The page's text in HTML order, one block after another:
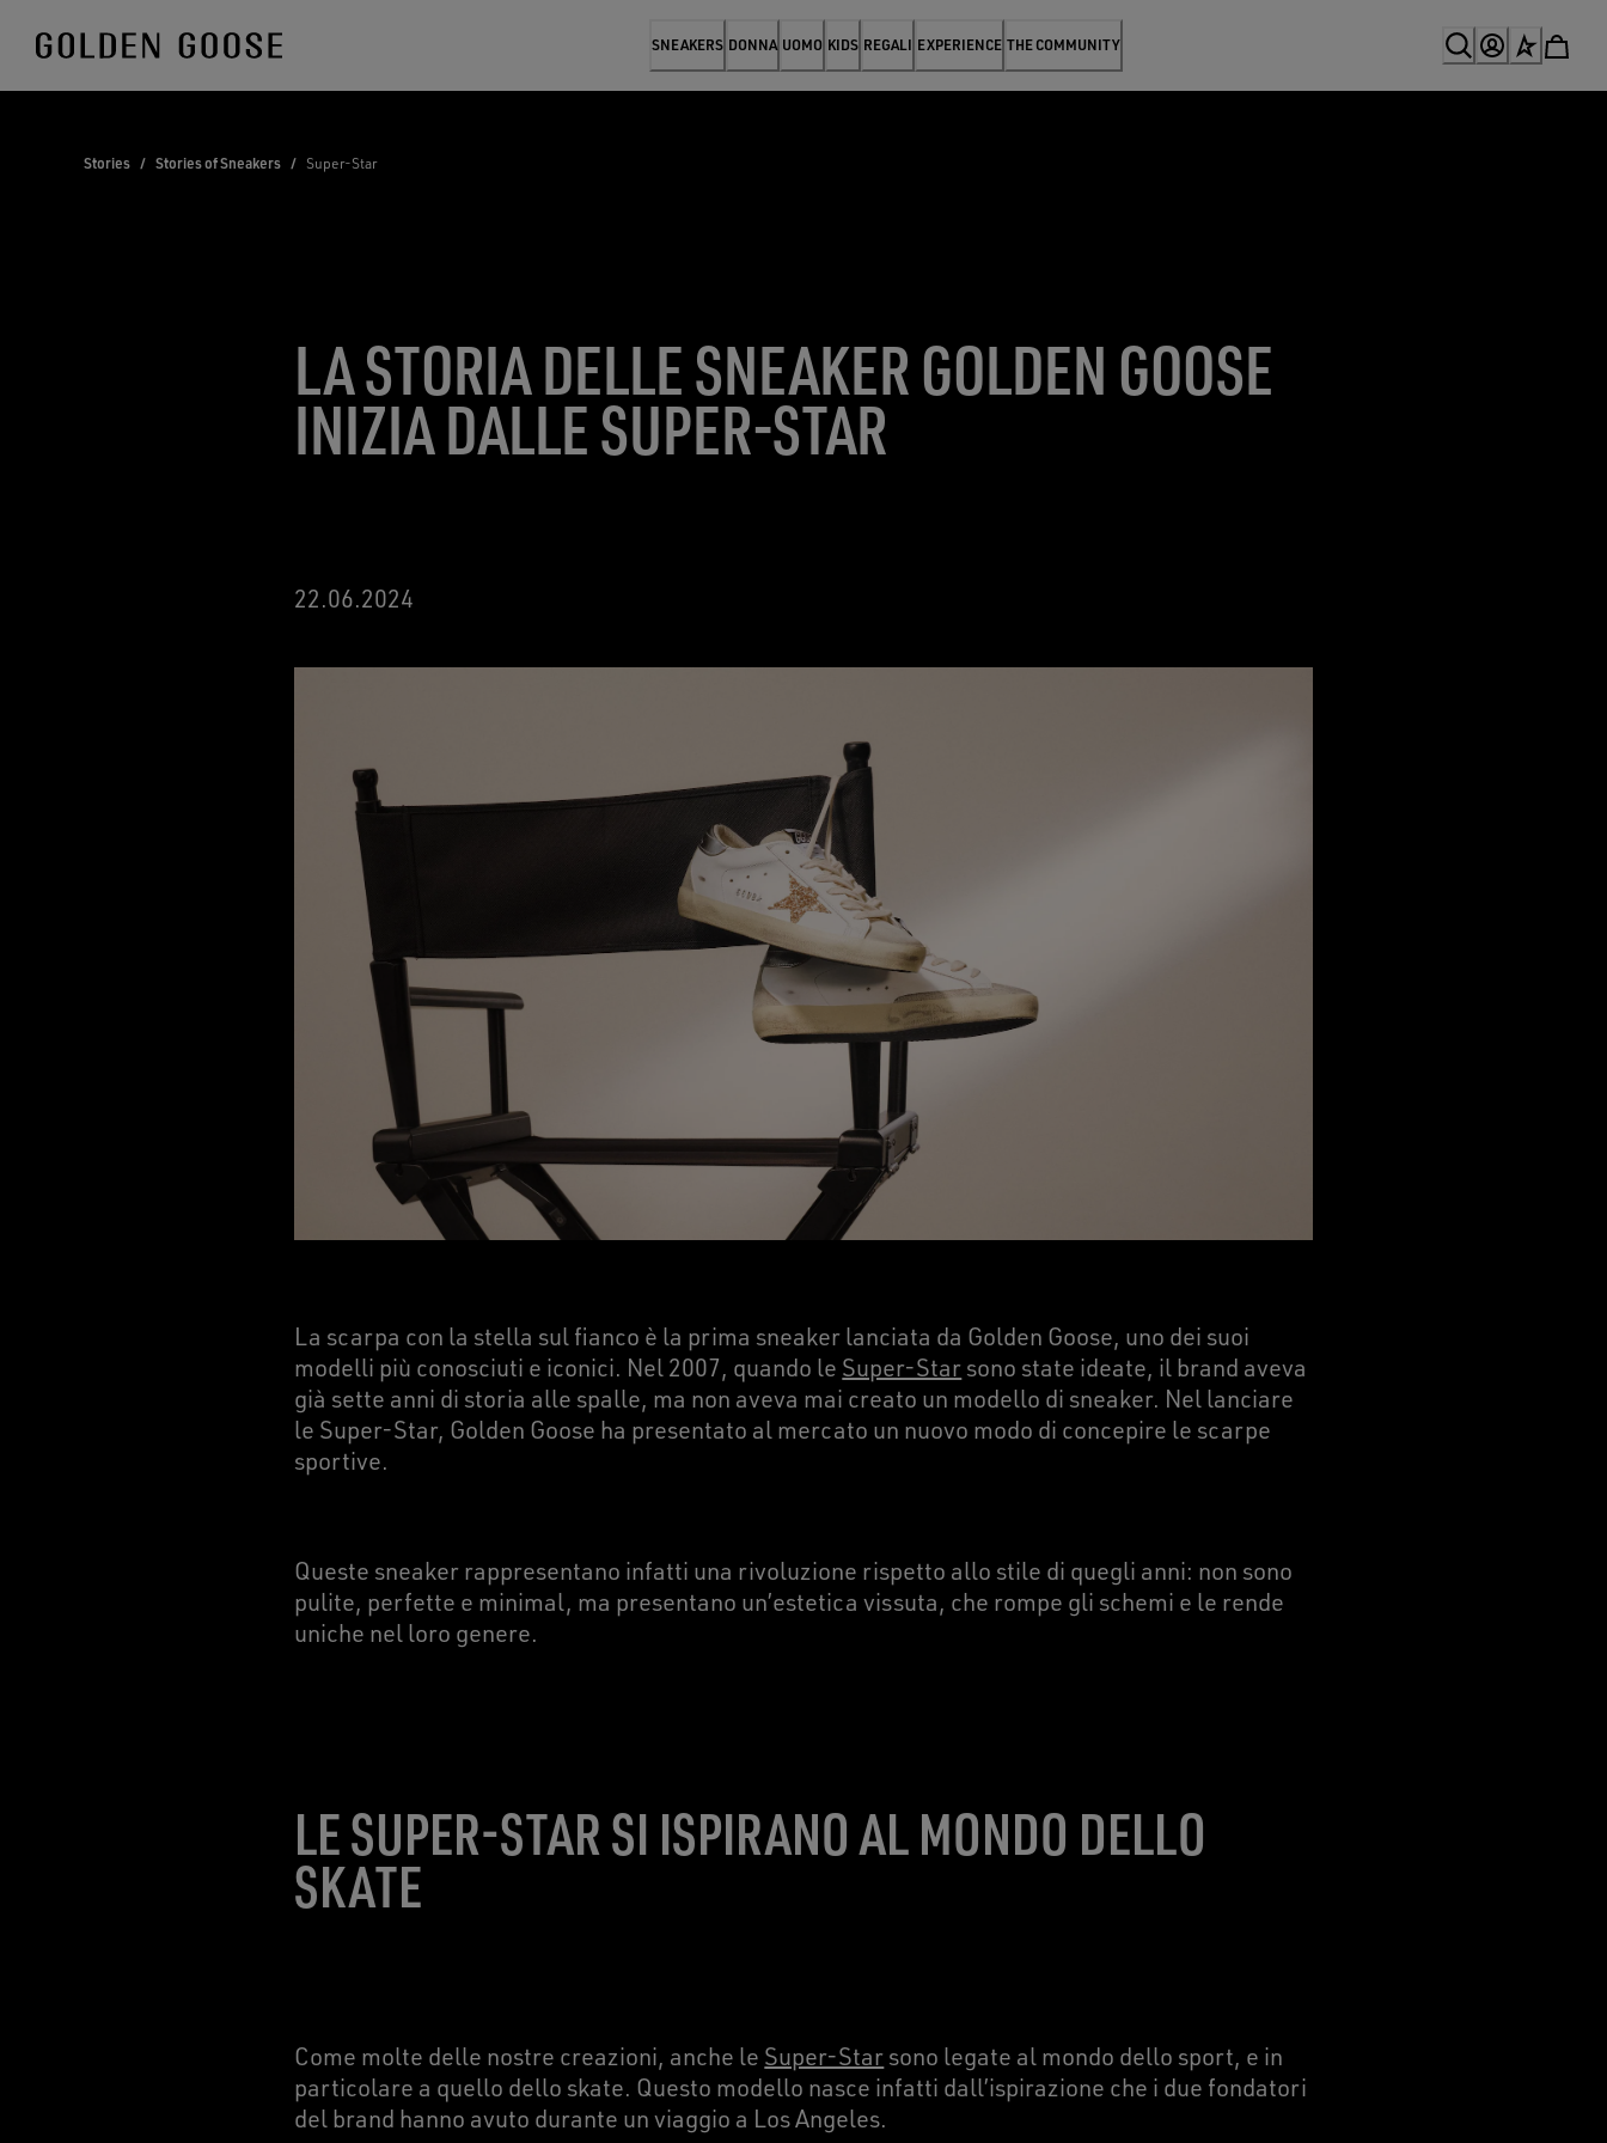
SNEAKERS DONNA UOMO KIDS REGALI EXPERIENCE THE COMMUNITY
Stories / Stories of Sneakers / Super-Star
LA STORIA DELLE SNEAKER GOLDEN GOOSE
INIZIA DALLE SUPER-STAR
22.06.2024
La scarpa con la stella sul fianco è la prima sneaker lanciata da Golden Goose, uno dei suoi
modelli più conosciuti e iconici. Nel 2007, quando le Super-Star sono state ideate, il brand aveva
già sette anni di storia alle spalle, ma non aveva mai creato un modello di sneaker. Nel lanciare
le Super-Star, Golden Goose ha presentato al mercato un nuovo modo di concepire le scarpe
sportive.
Queste sneaker rappresentano infatti una rivoluzione rispetto allo stile di quegli anni: non sono
pulite, perfette e minimal, ma presentano un’estetica vissuta, che rompe gli schemi e le rende
uniche nel loro genere.
LE SUPER-STAR SI ISPIRANO AL MONDO DELLO
SKATE
Come molte delle nostre creazioni, anche le Super-Star sono legate al mondo dello sport, e in
particolare a quello dello skate. Questo modello nasce infatti dall’ispirazione che i due fondatori
del brand hanno avuto durante un viaggio a Los Angeles.